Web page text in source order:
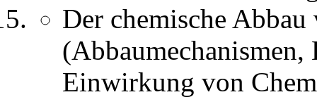
Der chemische
Einwirkung von